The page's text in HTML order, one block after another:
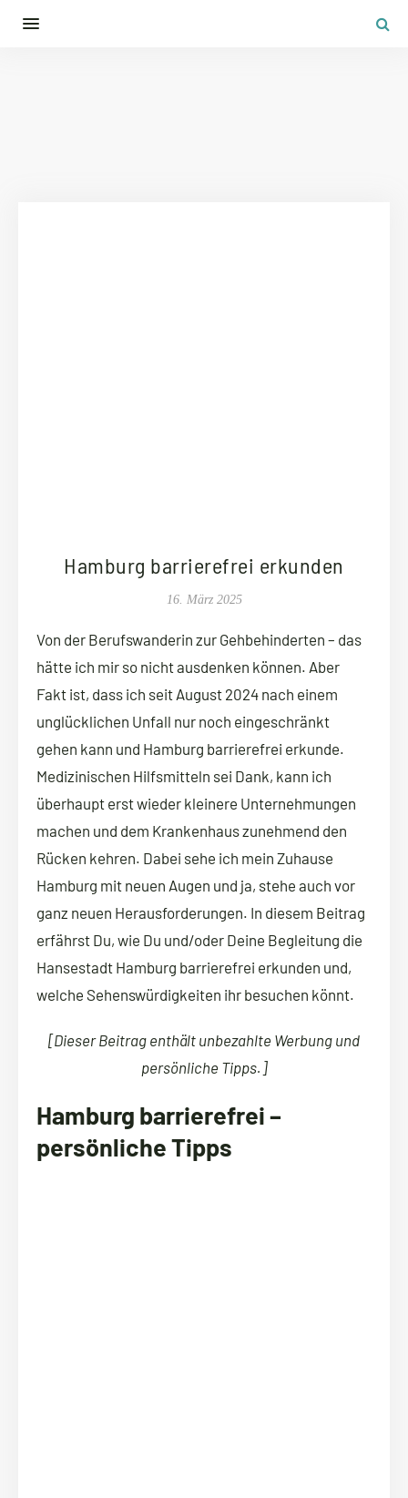
Hamburg barrierefrei erkunden
16. März 2025
Von der Berufswanderin zur Gehbehinderten – das
hätte ich mir so nicht ausdenken können. Aber
Fakt ist, dass ich seit August 2024 nach einem
unglücklichen Unfall nur noch eingeschränkt
gehen kann und Hamburg barrierefrei erkunde.
Medizinischen Hilfsmitteln sei Dank, kann ich
überhaupt erst wieder kleinere Unternehmungen
machen und dem Krankenhaus zunehmend den
Rücken kehren. Dabei sehe ich mein Zuhause
Hamburg mit neuen Augen und ja, stehe auch vor
ganz neuen Herausforderungen. In diesem Beitrag
erfährst Du, wie Du und/oder Deine Begleitung die
Hansestadt Hamburg barrierefrei erkunden und,
welche Sehenswürdigkeiten ihr besuchen könnt.
[Dieser Beitrag enthält unbezahlte Werbung und
persönliche Tipps.]
Hamburg barrierefrei –
persönliche Tipps